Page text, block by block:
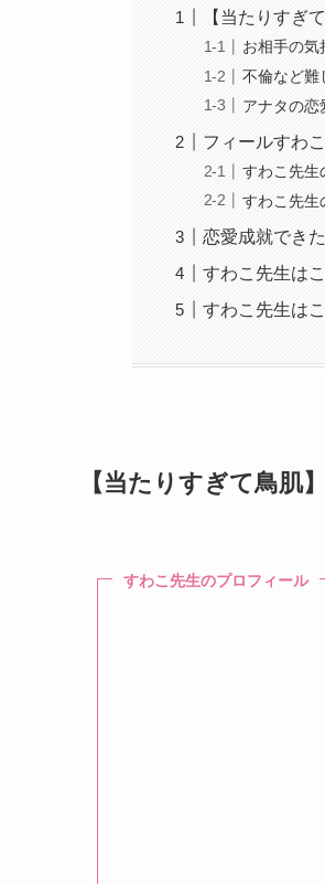
【当たりすぎ
お相手の気
不倫など難
アナタの恋
フィールすわ
すわこ先生
すわこ先生
恋愛成就でき
すわこ先生は
すわこ先生は
【当たりすぎて鳥肌】
すわこ先生のプロフィール